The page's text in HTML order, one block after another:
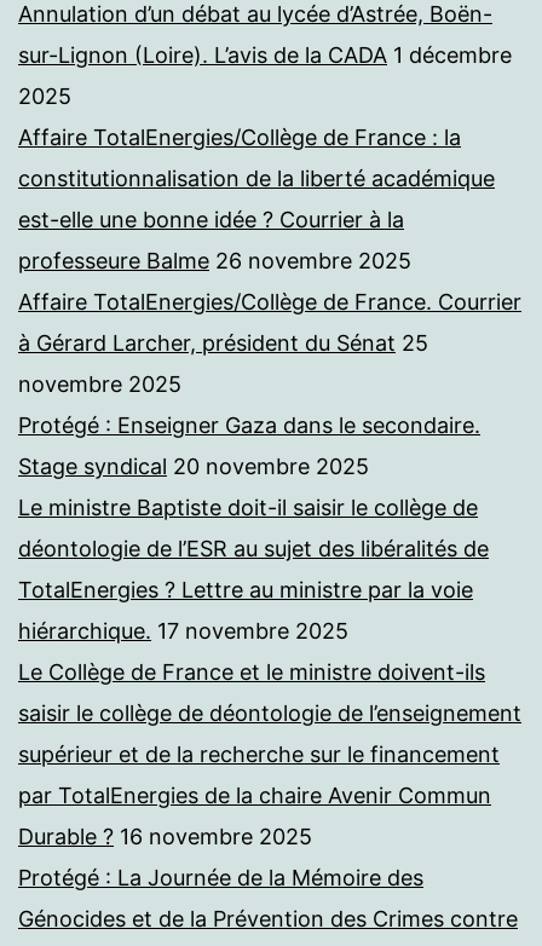
Annulation d’un débat au lycée d’Astrée, Boën-
sur-Lignon (Loire). L’avis de la CADA 1 décembre
2025
Affaire TotalEnergies/Collège de France : la
constitutionnalisation de la liberté académique
est-elle une bonne idée ? Courrier à la
professeure Balme 26 novembre 2025
Affaire TotalEnergies/Collège de France. Courrier
à Gérard Larcher, président du Sénat 25
novembre 2025
Protégé : Enseigner Gaza dans le secondaire.
Stage syndical 20 novembre 2025
Le ministre Baptiste doit-il saisir le collège de
déontologie de l’ESR au sujet des libéralités de
TotalEnergies ? Lettre au ministre par la voie
hiérarchique. 17 novembre 2025
Le Collège de France et le ministre doivent-ils
saisir le collège de déontologie de l’enseignement
supérieur et de la recherche sur le financement
par TotalEnergies de la chaire Avenir Commun
Durable ? 16 novembre 2025
Protégé : La Journée de la Mémoire des
Génocides et de la Prévention des Crimes contre